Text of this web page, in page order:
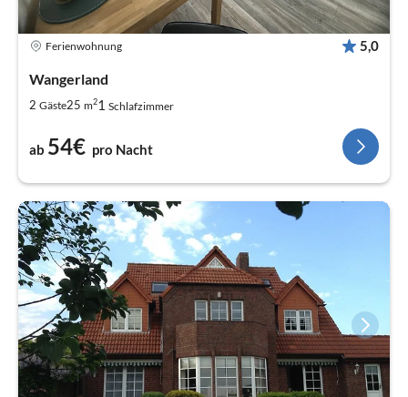
Ferienwohnung 5,0
Wangerland
2 Gäste25 m21 Schlafzimmer
ab 54€ pro Nacht